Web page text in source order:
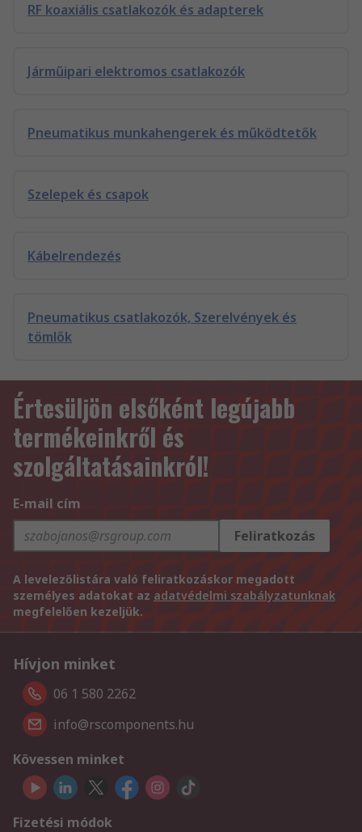
RF koaxiális csatlakozók és adapterek
Járműipari elektromos csatlakozók
Pneumatikus munkahengerek és működtetők
Szelepek és csapok
Kábelrendezés
Pneumatikus csatlakozók, Szerelvények és
tömlők
Értesüljön elsőként legújabb
termékeinkről és
szolgáltatásainkról!
E-mail cím
Feliratkozás
A levelezőlistára való feliratkozáskor megadott
személyes adatokat az adatvédelmi szabályzatunknak
megfelelően kezeljük.
Hívjon minket
06 1 580 2262
info@rscomponents.hu
Kövessen minket
Fizetési módok